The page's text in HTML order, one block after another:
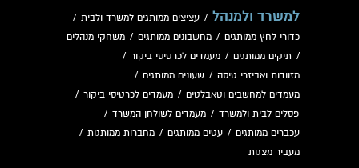
למשרד ולמנהל / עציצים ממותגים למשרד ולבית /
כדורי לחץ ממותגים / מחשבונים ממותגים / משחקי מנהלים
/ תיקים ממותגים / מעמדים לכרטיסי ביקור /
מזוודות ואביזרי טיסה / שעונים ממותגים /
מעמדים למחשבים וטאבלטים / מעמדים לכרטיסי ביקור /
פסלים לבית ולמשרד / מעמדים לשולחן המשרד /
עכברים ממותגים / עטים ממותגים / מחברות ממותגות /
מעביר מצגות